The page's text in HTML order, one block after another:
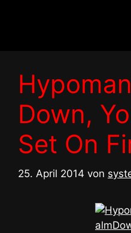
Down,
Set On
25. April 2014 von